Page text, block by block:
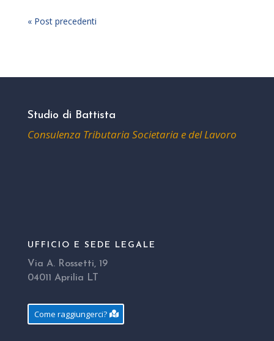
« Post precedenti
Studio di Battista
Consulenza Tributaria Societaria e del Lavoro
UFFICIO E SEDE LEGALE
Via A. Rossetti, 19
04011 Aprilia LT
Come raggiungerci?